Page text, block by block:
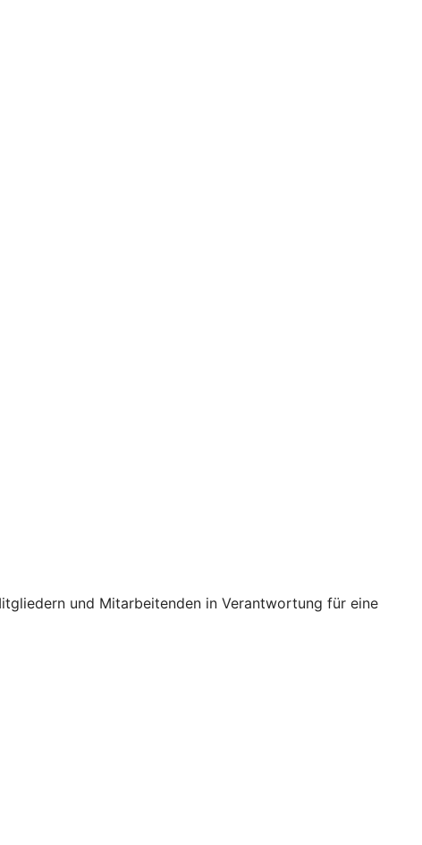
und Mitarbeitenden in Verantwortung für eine